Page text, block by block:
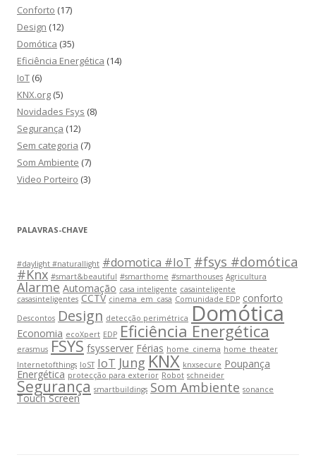
Conforto (17)
Design (12)
Domótica (35)
Eficiência Energética (14)
IoT (6)
KNX.org (5)
Novidades Fsys (8)
Segurança (12)
Sem categoria (7)
Som Ambiente (7)
Video Porteiro (3)
PALAVRAS-CHAVE
#daylight #naturallight #domotica #IoT #fsys #domótica
#Knx #smart&beautiful #smarthome #smarthouses Agricultura
Alarme Automação casa inteligente casainteligente
casasinteligentes CCTV cinema_em_casa Comunidade EDP conforto
Descontos Design detecção perimétrica Domótica
Economia ecoXpert EDP Eficiência Energética
erasmus FSYS fsysserver Férias home_cinema home_theater
Internetofthings IoST IoT Jung KNX knxsecure Poupança
Energética protecção para exterior Robot schneider
Segurança smartbuildings Som Ambiente sonance
Touch Screen